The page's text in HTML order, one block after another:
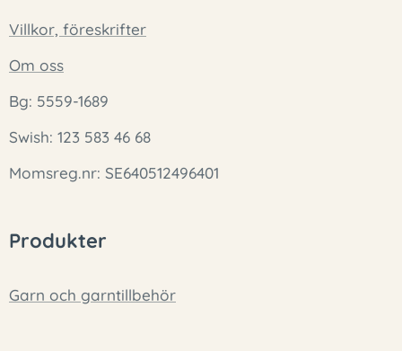
Villkor, föreskrifter
Om oss
Bg: 5559-1689
Swish: 123 583 46 68
Momsreg.nr: SE640512496401
Produkter
Garn och garntillbehör